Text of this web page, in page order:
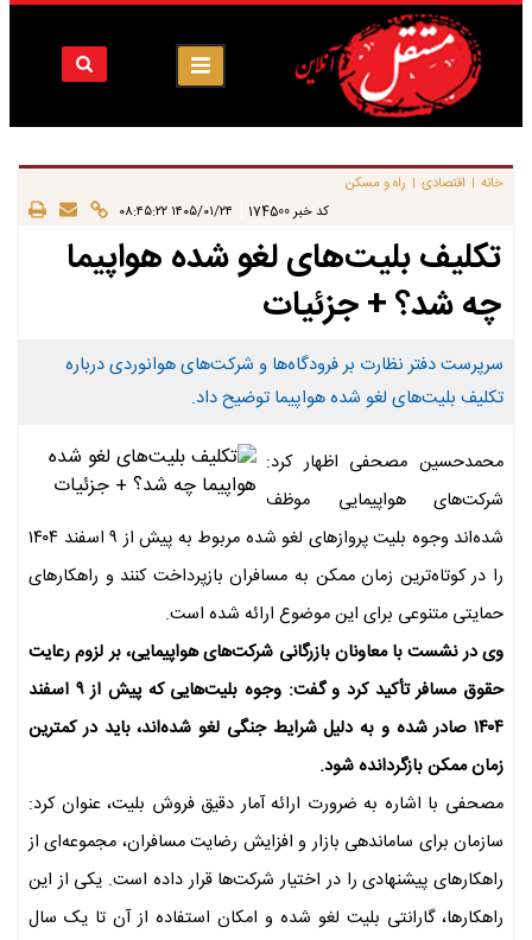
خانه | اقتصادی | راه و مسکن
کد خبر 174500 ۱۴۰۵/۰۱/۲۴ ۰۸:۴۵:۲۲
تکلیف بلیت‌های لغو شده هواپیما
چه شد؟ + جزئیات
سرپرست دفتر نظارت بر فرودگاه‌ها و شرکت‌های هوانوردی درباره
تکلیف بلیت‌های لغو شده هواپیما توضیح داد.
محمدحسین مصحفی اظهار کرد:
شرکت‌های هواپیمایی موظف
شده‌اند وجوه بلیت پرواز‌های لغو شده مربوط به پیش از ۹ اسفند ۱۴۰۴
را در کوتاه‌ترین زمان ممکن به مسافران بازپرداخت کنند و راهکار‌های
حمایتی متنوعی برای این موضوع ارائه شده است.
وی در نشست با معاونان بازرگانی شرکت‌های هواپیمایی، بر لزوم رعایت
حقوق مسافر تأکید کرد و گفت: وجوه بلیت‌هایی که پیش از ۹ اسفند
۱۴۰۴ صادر شده و به‌ دلیل شرایط جنگی لغو شده‌اند، باید در کمترین
زمان ممکن بازگردانده شود.
مصحفی با اشاره به ضرورت ارائه آمار دقیق فروش بلیت، عنوان کرد:
سازمان برای ساماندهی بازار و افزایش رضایت مسافران، مجموعه‌ای از
راهکار‌های پیشنهادی را در اختیار شرکت‌ها قرار داده است. یکی از این
راهکارها، گارانتی بلیت لغو شده و امکان استفاده از آن تا یک سال